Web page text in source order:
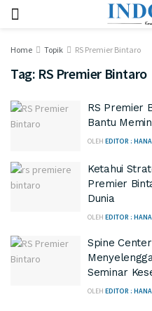
Home Topik RS Premier Bintaro
Tag: RS Premier Bintaro
RS Premier
Bantu
OLEH EDITOR :
Ketahui
Premier
Dunia
OLEH EDITOR :
Spine
Seminar
OLEH EDITOR :